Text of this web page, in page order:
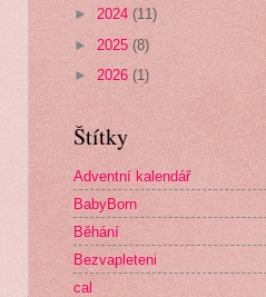
► 2024 (11)
► 2025 (8)
► 2026 (1)
Štítky
Adventní kalendář
BabyBorn
Běhání
Bezvapleteni
cal